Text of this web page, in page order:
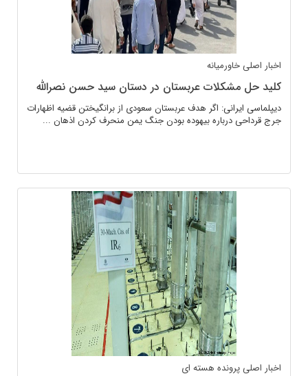
اخبار اصلی خاورمیانه
کلید حل مشکلات عربستان در دستان سید حسن نصرالله
دیپلماسی ایرانی: اگر هدف عربستان سعودی از برانگیختن قضیه اظهارات
جرج قرداحی درباره بیهوده بودن جنگ یمن منحرف کردن اذهان ...
اخبار اصلی پرونده هسته ای